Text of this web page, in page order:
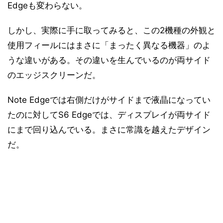
Edgeも変わらない。
しかし、実際に手に取ってみると、この2機種の外観と
使用フィールにはまさに「まったく異なる機器」のよ
うな違いがある。その違いを生んでいるのが両サイド
のエッジスクリーンだ。
Note Edgeでは右側だけがサイドまで液晶になってい
たのに対してS6 Edgeでは、ディスプレイが両サイド
にまで回り込んでいる。まさに常識を越えたデザイン
だ。